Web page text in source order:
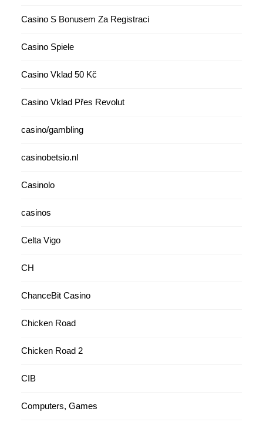
Casino S Bonusem Za Registraci
Casino Spiele
Casino Vklad 50 Kč
Casino Vklad Přes Revolut
casino/gambling
casinobetsio.nl
Casinolo
casinos
Celta Vigo
CH
ChanceBit Casino
Chicken Road
Chicken Road 2
CIB
Computers, Games